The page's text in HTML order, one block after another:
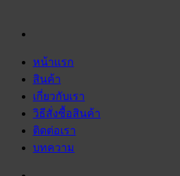
หน้าแรก
สินค้า
เกี่ยวกับเรา
วิธีสั่งซื้อสินค้า
ติดต่อเรา
บทความ